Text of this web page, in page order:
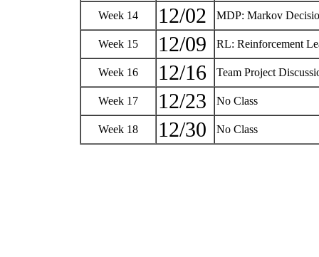
Week 14 12/02 MDP: Markov
Week 15 12/09 RL: Reinforcement
Week 16 12/16 Team Project
Week 17 12/23 No Class
Week 18 12/30 No Class